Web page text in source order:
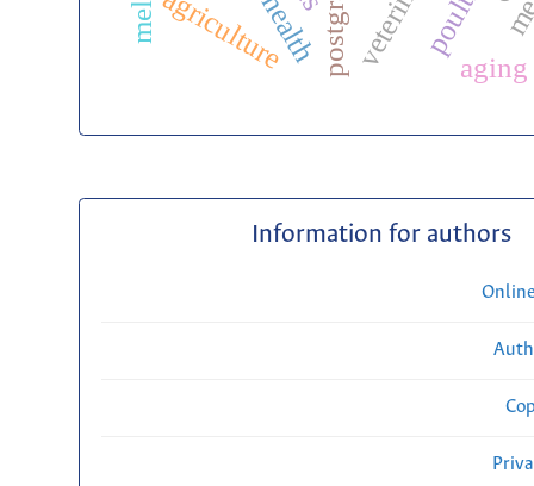
agriculture aging
Information for authors